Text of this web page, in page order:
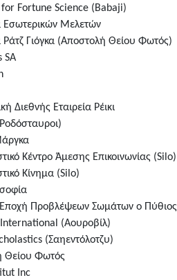
Fortune Science (Babaji)
Εσωτερικών Μελετών
Ράτζ Γιόγκα (Αποστολή Θείου Φωτός)
SA
Διεθνής Εταιρεία Ρέικι
Κέντρο Άμεσης Επικοινωνίας (Silo)
Κίνημα (Silo)
Προβλέψεων Σωμάτων ο
(Αουροβίλ)
(Σαηεντόλοτζυ)
Θείου Φωτός
Inc